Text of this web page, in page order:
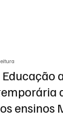
ensinos